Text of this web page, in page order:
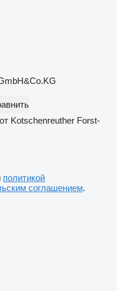
Kotschenreuther Forst-
политикой
соглашением.